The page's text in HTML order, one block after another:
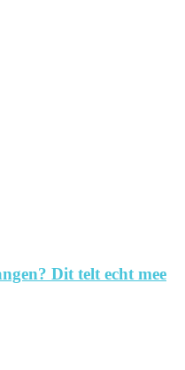
Dit telt echt mee